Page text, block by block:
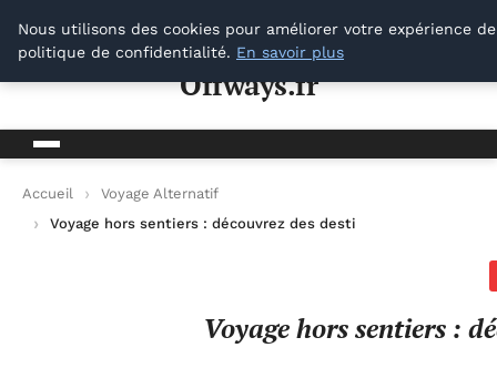
Offways.fr
Offways.fr
Accueil
Voyage Alternatif
Voyage hors sentiers : découvrez des destinations
Voyage hors sentiers :
Nous utilisons des cookies pour améliorer votre expérience
politique de confidentialité. En savoir plus